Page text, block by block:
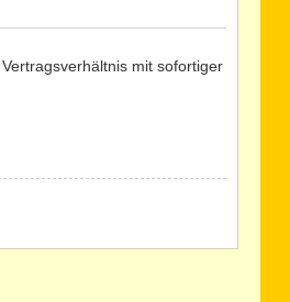
mit sofortiger